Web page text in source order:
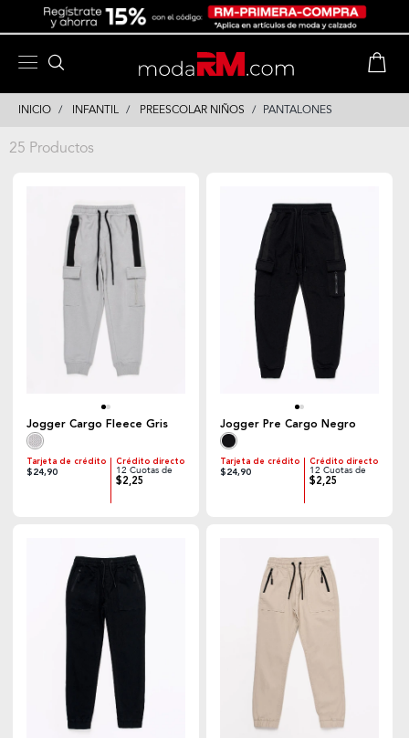
INICIO INFANTIL PREESCOLAR NIÑOS PANTALONES
25 Productos
Jogger Cargo Fleece Gris
Tarjeta de crédito
$24,90
Crédito directo
12 Cuotas de
$2,25
Jogger Pre Cargo Negro
Tarjeta de crédito
$24,90
Crédito directo
12 Cuotas de
$2,25